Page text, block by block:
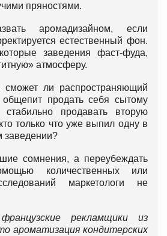
пряностями.
аромадизайном, если
естественный фон.
заведения фаст-фуда,
атмосферу.
сможет ли распространяющий
продать себя сытому
продавать вторую
только что уже выпил одну в
заведении?
сомнения, а переубеждать
количественных или
маркетологи не
рекламщики из
ароматизация кондитерских